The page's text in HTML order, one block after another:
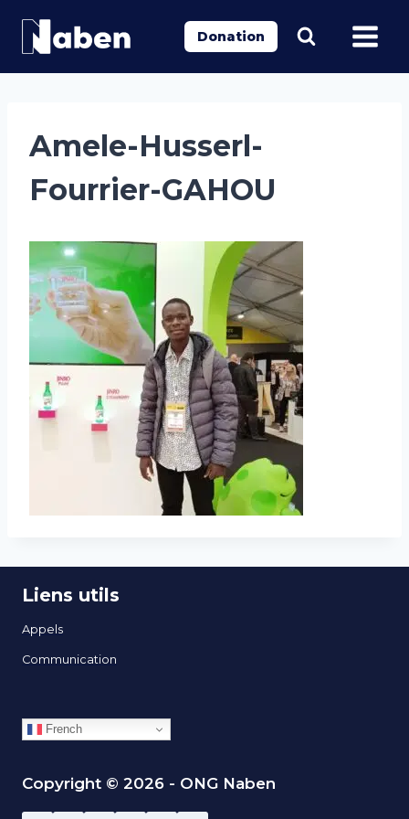
Donation
Amele-Husserl-
Fourrier-GAHOU
Copyright © 2026 - ONG Naben
Liens utils
Appels
Communication
French